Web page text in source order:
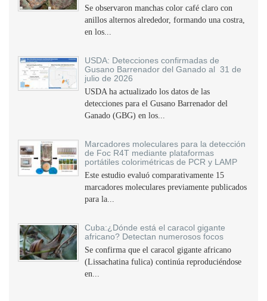
Se observaron manchas color café claro con
anillos alternos alrededor, formando una costra,
en los...
USDA: Detecciones confirmadas de
Gusano Barrenador del Ganado al 31 de
julio de 2026
USDA ha actualizado los datos de las
detecciones para el Gusano Barrenador del
Ganado (GBG) en los...
Marcadores moleculares para la detección
de Foc R4T mediante plataformas
portátiles colorimétricas de PCR y LAMP
Este estudio evaluó comparativamente 15
marcadores moleculares previamente publicados
para la...
Cuba:¿Dónde está el caracol gigante
africano? Detectan numerosos focos
Se confirma que el caracol gigante africano
(Lissachatina fulica) continúa reproduciéndose
en...